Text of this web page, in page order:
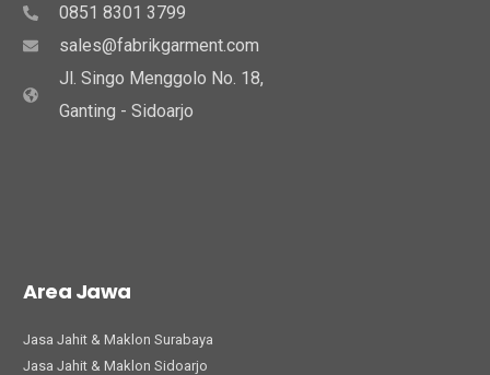
0851 8301 3799
sales@fabrikgarment.com
Jl. Singo Menggolo No. 18,
Ganting - Sidoarjo
Area Jawa
Jasa Jahit & Maklon Surabaya
Jasa Jahit & Maklon Sidoarjo